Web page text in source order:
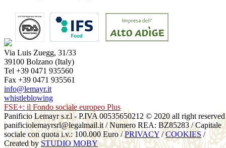
Via Luis Zuegg, 31/33
39100 Bolzano (Italy)
Tel +39 0471 935560
Fax +39 0471 935561
info@lemayr.it
whistleblowing
FSE+: il Fondo sociale europeo Plus
Panificio Lemayr s.r.l - P.IVA 00535650212 © 2020 all right reserved
panificiolemayrsrl@legalmail.it / Numero REA: BZ85283 / Capitale
sociale con quota i.v.: 100.000 Euro /PRIVACY/COOKIES/
Created bySTUDIO MOBY